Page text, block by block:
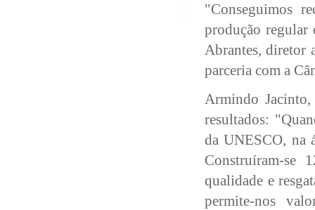
"Conseguimos
produção regular
Abrantes, diretor
parceria com a
Armindo Jacinto,
resultados:
da UNESCO, na
Construíram-se
qualidade e
permite-nos